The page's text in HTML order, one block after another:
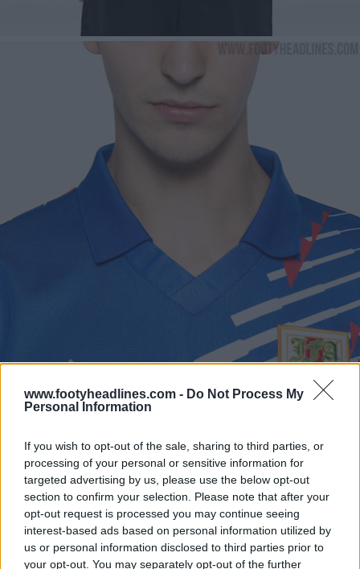
www.footyheadlines.com - Do Not Process My
Personal Information
If you wish to opt-out of the sale, sharing to third parties, or
processing of your personal or sensitive information for
targeted advertising by us, please use the below opt-out
section to confirm your selection. Please note that after your
opt-out request is processed you may continue seeing
interest-based ads based on personal information utilized by
us or personal information disclosed to third parties prior to
your opt-out. You may separately opt-out of the further